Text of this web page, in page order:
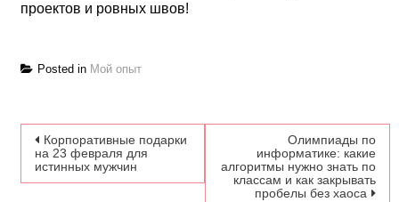
проектов и ровных швов!
Posted in Мой опыт
Навигация по записям
Корпоративные подарки
на 23 февраля для
истинных мужчин
Олимпиады по
информатике: какие
алгоритмы нужно знать по
классам и как закрывать
пробелы без хаоса